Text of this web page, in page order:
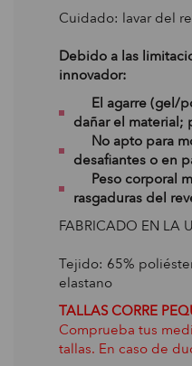
Cuidado: lavar del
Debido a las
innovador:
El agarre (gel/
dañar el material;
No apto para
desafiantes o en
Peso corporal
rasgaduras del
FABRICADO EN LA
Tejido: 65%
elastano
TALLAS CORRE
Comprueba tus
tallas. En caso de